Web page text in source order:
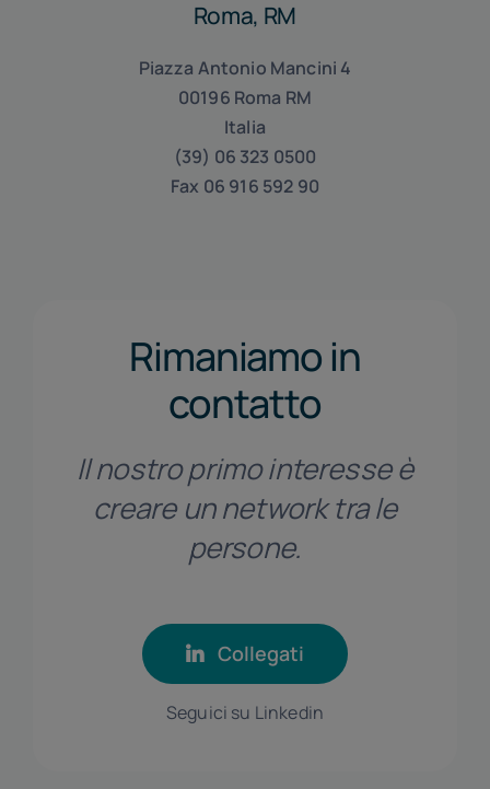
Roma, RM
Piazza Antonio Mancini 4
00196 Roma RM
Italia
(39) 06 323 0500
Fax 06 916 592 90
Rimaniamo in
contatto
Il nostro primo interesse è
creare un network tra le
persone.
Collegati
Seguici su Linkedin